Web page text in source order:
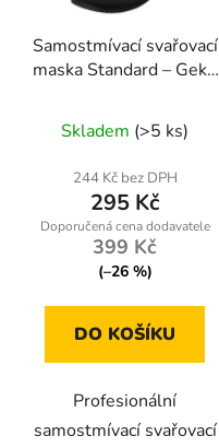
Samostmívací svařovací
maska Standard – Geko
Skladem (>5 ks)
244 Kč bez DPH
295 Kč
399 Kč
(–26 %)
DO KOŠÍKU
Profesionální
samostmívací svařovací